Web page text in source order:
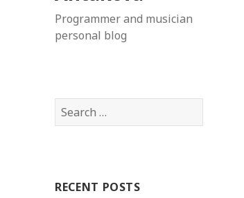
Programmer and musician
personal blog
S
e
h
RECENT POSTS